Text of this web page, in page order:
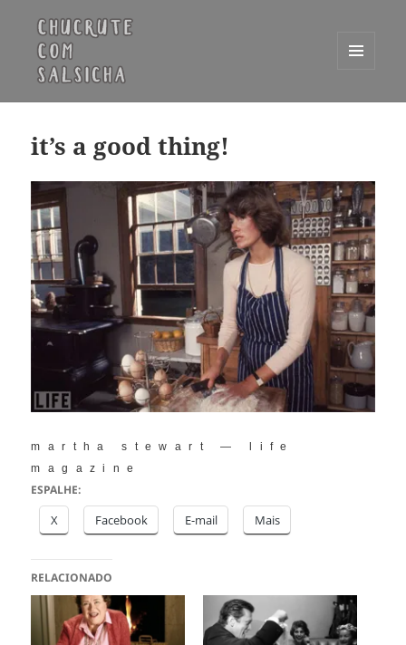
WIDGETS
it’s a good thing!
martha stewart — life
magazine
ESPALHE:
X Facebook E-mail Mais
RELACIONADO